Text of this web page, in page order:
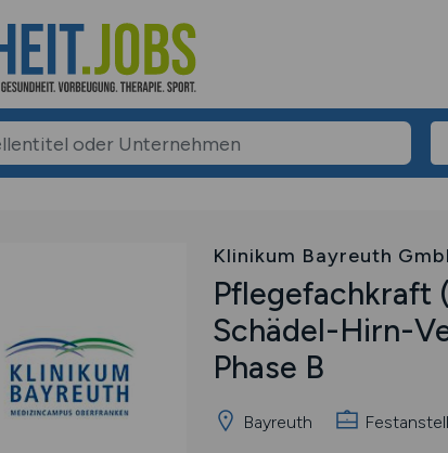
Klinikum Bayreuth
Pflegefachkraft
Schädel-Hirn-
Phase B
Bayreuth